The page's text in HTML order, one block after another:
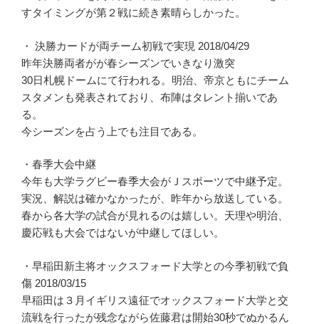
すタイミングが第２戦に続き素晴らしかった。
・ 決勝カードが両チーム初戦で実現 2018/04/29
昨年決勝両者がが春シーズンでいきなり激突
30日札幌ドームにて行われる。明治、帝京ともにチーム
スタメンも発表されており、布陣はタレント揃いであ
る。
今シーズンを占う上でも注目である。
・春季大会中継
今年も大学ラグビー春季大会がＪスポーツで中継予定。
実況、解説は確かなかったが、昨年から放送している。
春から各大学の試合が見れるのは嬉しい。天理や明治、
慶応戦も大会ではないが中継してほしい。
・早稲田新主将オックスフォード大学との今季初戦で負
傷 2018/03/15
早稲田は３月イギリス遠征でオックスフォード大学と交
流戦を行ったが残念ながら佐藤君は開始30秒でぬかるん